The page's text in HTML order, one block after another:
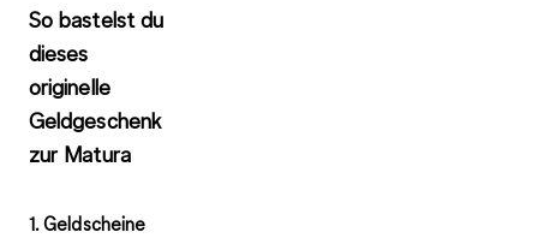
So bastelst du
dieses
originelle
Geldgeschenk
zur Matura
1. Geldscheine